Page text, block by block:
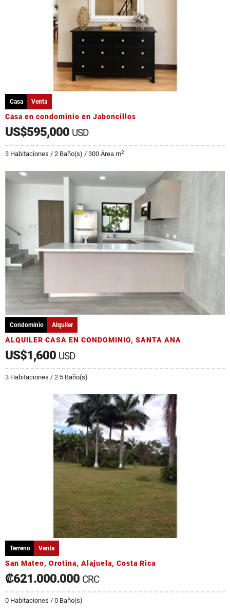
Casa Venta
Casa en condominio en Jaboncillos
US$595,000 USD
3 Habitaciones / 2 Baño(s) / 300 Área m2
Condominio Alquiler
ALQUILER CASA EN CONDOMINIO, SANTA ANA
US$1,600 USD
3 Habitaciones / 2.5 Baño(s)
Terreno Venta
San Mateo, Orotina, Alajuela, Costa Rica
₡621.000.000 CRC
0 Habitaciones / 0 Baño(s)